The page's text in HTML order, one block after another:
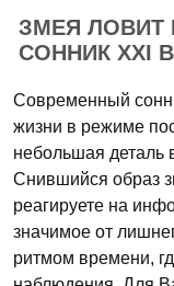
ЗМЕЯ ЛОВИТ
СОННИК XXI
Современный
жизни в режиме
небольшая деталь
Снившийся образ
реагируете на
значимое от
ритмом времени,